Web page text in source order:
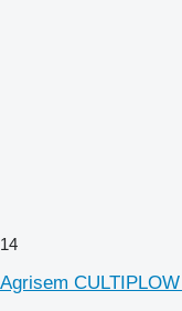
14
Agrisem